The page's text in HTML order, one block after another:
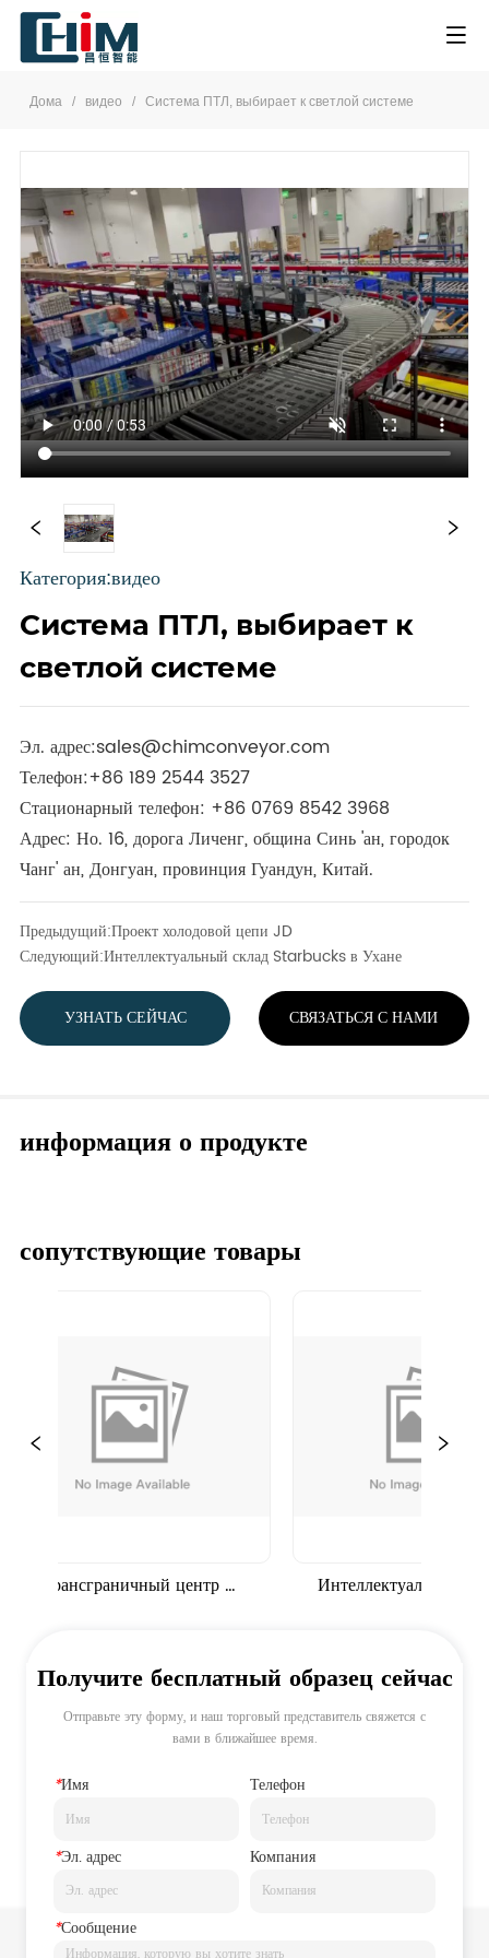
Дома / видео / Система ПТЛ, выбирает к светлой системе
Категория:видео
Система ПТЛ, выбирает к
светлой системе
Эл. адрес:sales@chimconveyor.com
Телефон:+86 189 2544 3527
Стационарный телефон: +86 0769 8542 3968
Адрес: Но. 16, дорога Личенг, община Синь 'ан, городок
Чанг' ан, Донгуан, провинция Гуандун, Китай.
Предыдущий:Проект холодовой цепи JD
Следующий:Интеллектуальный склад Starbucks в Ухане
УЗНАТЬ СЕЙЧАС СВЯЗАТЬСЯ С НАМИ
информация о продукте
сопутствующие товары
Трансграничный центр Интеллектуальная
Получите бесплатный образец сейчас
Отправьте эту форму, и наш торговый представитель свяжется с
вами в ближайшее время.
*Имя Телефон
*Эл. адрес Компания
*Сообщение